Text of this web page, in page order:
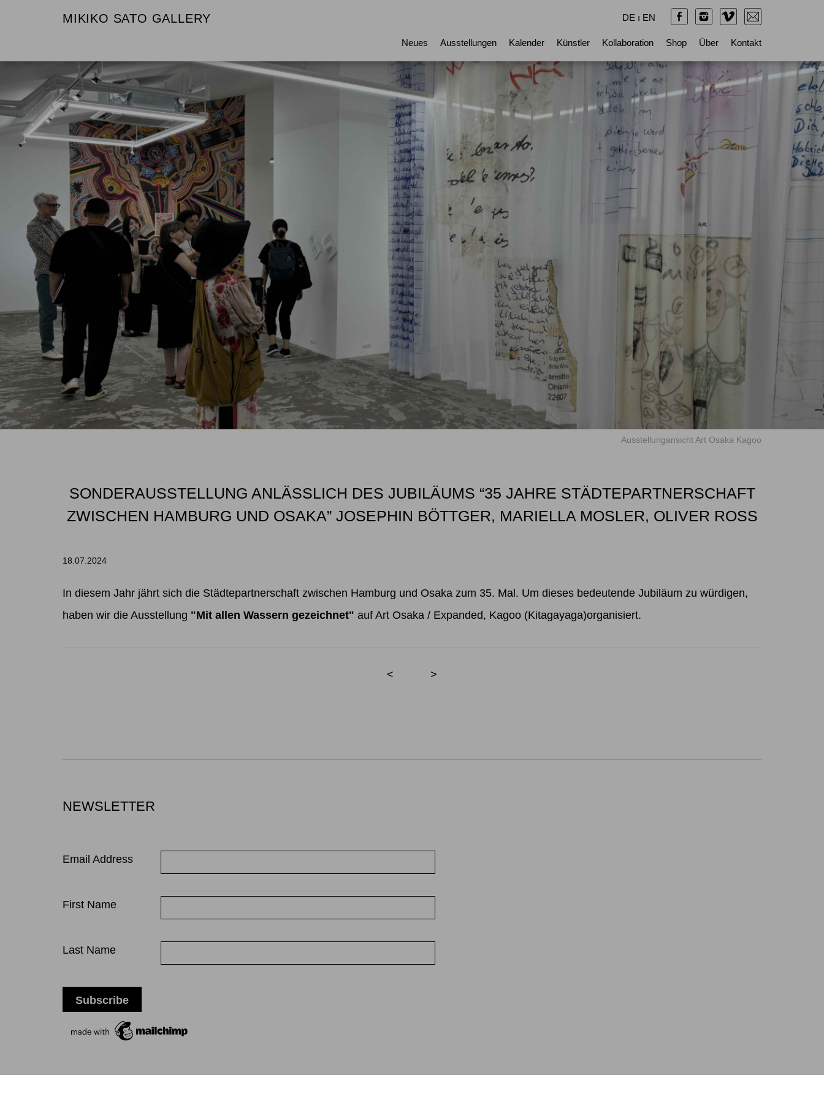
MIKIKO SATO GALLERY
Neues Ausstellungen Kalender Künstler Kollaboration Shop Über Kontakt
DE ı EN
Ausstellungansicht Art Osaka Kagoo
SONDERAUSSTELLUNG ANLÄSSLICH DES JUBILÄUMS “35 JAHRE STÄDTEPARTNERSCHAFT
ZWISCHEN HAMBURG UND OSAKA” JOSEPHIN BÖTTGER, MARIELLA MOSLER, OLIVER ROSS
18.07.2024
In diesem Jahr jährt sich die Städtepartnerschaft zwischen Hamburg und Osaka zum 35. Mal. Um dieses bedeutende Jubiläum zu würdigen,
haben wir die Ausstellung "Mit allen Wassern gezeichnet" auf Art Osaka / Expanded, Kagoo (Kitagayaga)organisiert.
< >
NEWSLETTER
Email Address
First Name
Last Name